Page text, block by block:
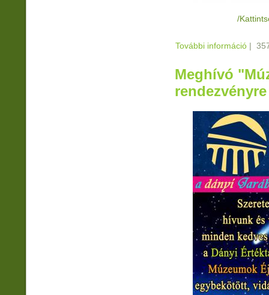
/
További információ A
|
Meghívó
rendezvényre